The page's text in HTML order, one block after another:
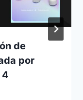
de
por
4